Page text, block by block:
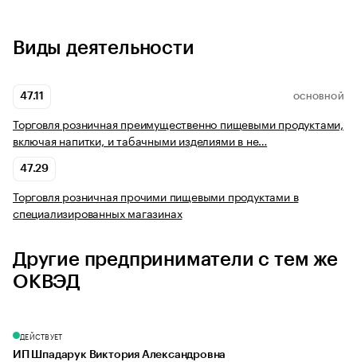
Виды деятельности
47.11 ОСНОВНОЙ
Торговля розничная преимущественно пищевыми продуктами,
включая напитки, и табачными изделиями в не…
47.29
Торговля розничная прочими пищевыми продуктами в
специализированных магазинах
Другие предприниматели с тем же
ОКВЭД
ДЕЙСТВУЕТ
ИП Шпадарук Виктория Александровна